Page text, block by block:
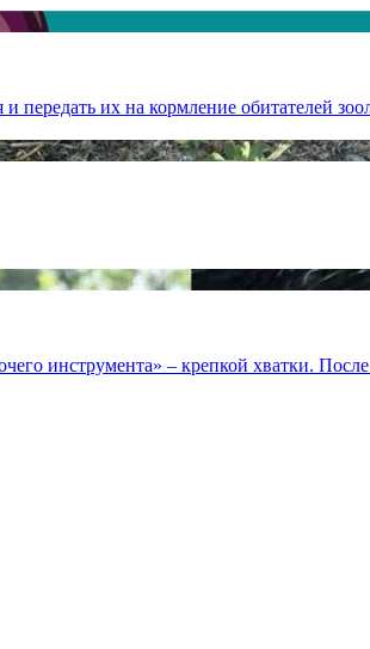
их на кормление обитателей
инструмента» – крепкой хватки.